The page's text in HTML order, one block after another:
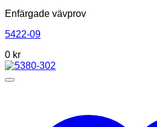
Enfärgade vävprov
5422-09
0 kr